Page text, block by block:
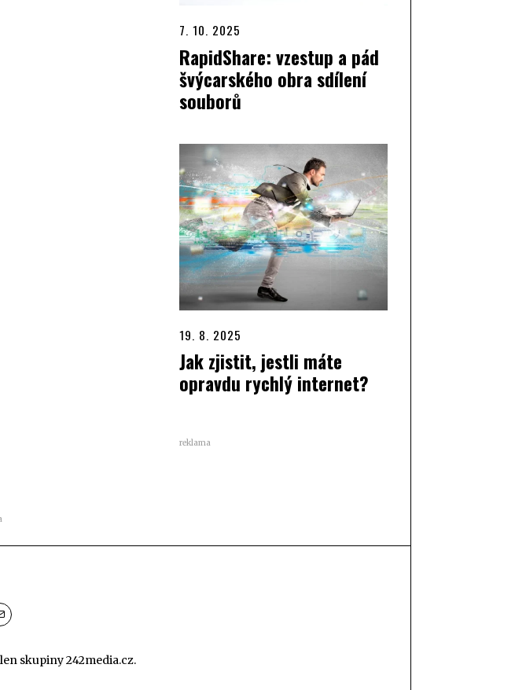
7. 10. 2025
RapidShare: vzestup a pád
švýcarského obra sdílení
souborů
19. 8. 2025
Jak zjistit, jestli máte
opravdu rychlý internet?
reklama
skupiny242media.cz.